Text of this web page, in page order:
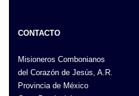
CONTACTO
Misioneros Combonianos
del Corazón de Jesús, A.R.
Provincia de México